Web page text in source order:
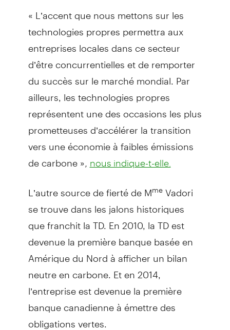
« L’accent que nous mettons sur les
technologies propres permettra aux
entreprises locales dans ce secteur
d’être concurrentielles et de remporter
du succès sur le marché mondial. Par
ailleurs, les technologies propres
représentent une des occasions les plus
prometteuses d’accélérer la transition
vers une économie à faibles émissions
de carbone » nous indique-t-elle.
L’autre source de fierté de MmeVadori
se trouve dans les jalons historiques
que franchit la TD. En 2010, la TD est
devenue la première banque basée en
Amérique du Nord à afficher un bilan
neutre en carbone. Et en 2014,
l’entreprise est devenue la première
banque canadienne à émettre des
obligations vertes.